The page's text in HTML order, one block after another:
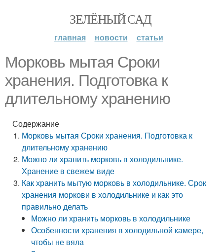
ЗЕЛЁНЫЙ САД
главная новости статьи
Морковь мытая Сроки
хранения. Подготовка к
длительному хранению
Содержание
Морковь мытая Сроки хранения. Подготовка к
длительному хранению
Можно ли хранить морковь в холодильнике.
Хранение в свежем виде
Как хранить мытую морковь в холодильнике. Срок
хранения моркови в холодильнике и как это
правильно делать
Можно ли хранить морковь в холодильнике
Особенности хранения в холодильной камере,
чтобы не вяла